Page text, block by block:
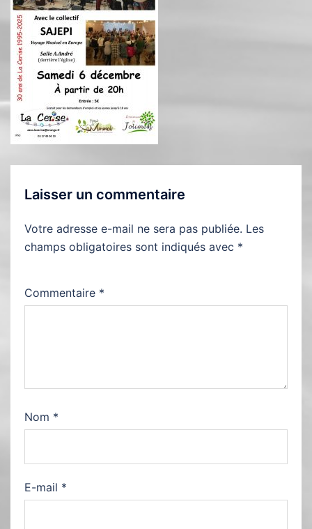
Laisser un commentaire
Votre adresse e-mail ne sera pas publiée. Les
champs obligatoires sont indiqués avec *
Commentaire *
Nom *
E-mail *